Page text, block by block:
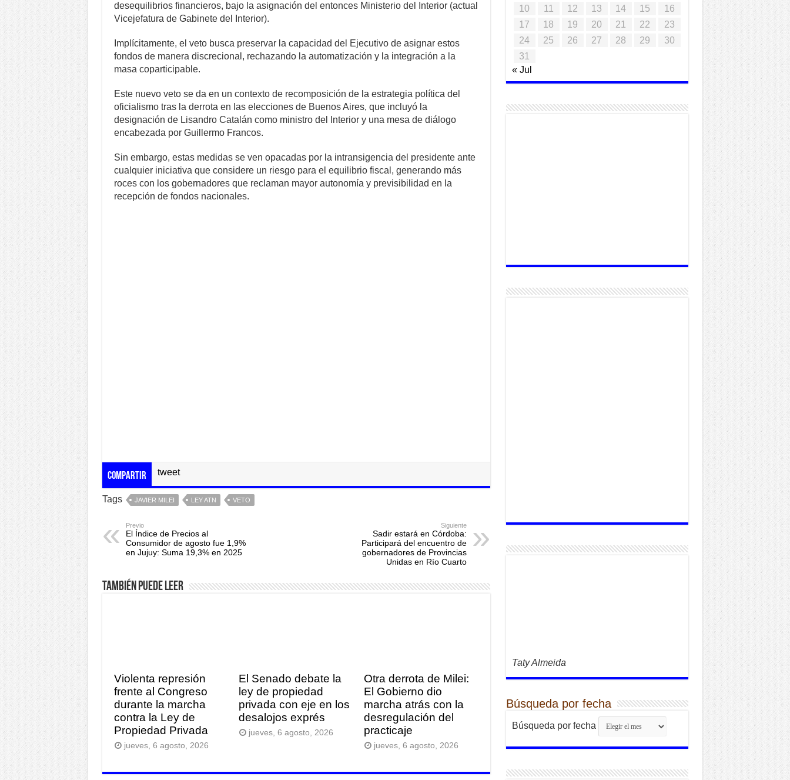
desequilibrios financieros, bajo la asignación del entonces Ministerio del Interior (actual
Vicejefatura de Gabinete del Interior).
Implícitamente, el veto busca preservar la capacidad del Ejecutivo de asignar estos
fondos de manera discrecional, rechazando la automatización y la integración a la
masa coparticipable.
Este nuevo veto se da en un contexto de recomposición de la estrategia política del
oficialismo tras la derrota en las elecciones de Buenos Aires, que incluyó la
designación de Lisandro Catalán como ministro del Interior y una mesa de diálogo
encabezada por Guillermo Francos.
Sin embargo, estas medidas se ven opacadas por la intransigencia del presidente ante
cualquier iniciativa que considere un riesgo para el equilibrio fiscal, generando más
roces con los gobernadores que reclaman mayor autonomía y previsibilidad en la
recepción de fondos nacionales.
Compartir tweet
Tags JAVIER MILEI LEY ATN VETO
Previo
El Índice de Precios al
Consumidor de agosto fue 1,9%
en Jujuy: Suma 19,3% en 2025
Siguiente
Sadir estará en Córdoba:
Participará del encuentro de
gobernadores de Provincias
Unidas en Río Cuarto
También puede leer
Violenta represión
frente al Congreso
durante la marcha
contra la Ley de
Propiedad Privada
jueves, 6 agosto, 2026
El Senado debate la
ley de propiedad
privada con eje en los
desalojos exprés
jueves, 6 agosto, 2026
Otra derrota de Milei:
El Gobierno dio
marcha atrás con la
desregulación del
practicaje
jueves, 6 agosto, 2026
10
11 12 13 14 15
16
17
18 19 20 21 22
23
24
25 26 27 28 29
30
31
« Jul
Taty Almeida
Búsqueda por fecha
Búsqueda por fecha